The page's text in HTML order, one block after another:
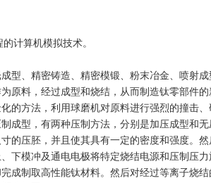
计算机模拟技术。
型、精密铸造、精密模锻、粉末冶金、喷射
原料，经过成型和烧结，从而制造钛零部件
的方法，利用球磨机对原料进行强烈的撞击
成型，有两种压制方法，分别是加压成型和
的压胚，并且使其具有一定的密度和强度。
下模冲及通电电极将特定烧结电源和压制压
成制取高性能钛材料。然后对经过等离子烧